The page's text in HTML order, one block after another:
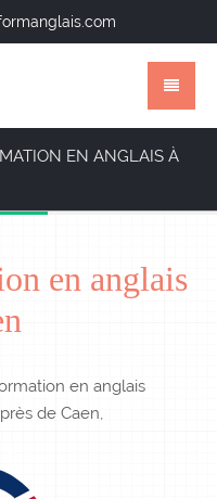
EN ANGLAIS À
en anglais
en anglais
de Caen,